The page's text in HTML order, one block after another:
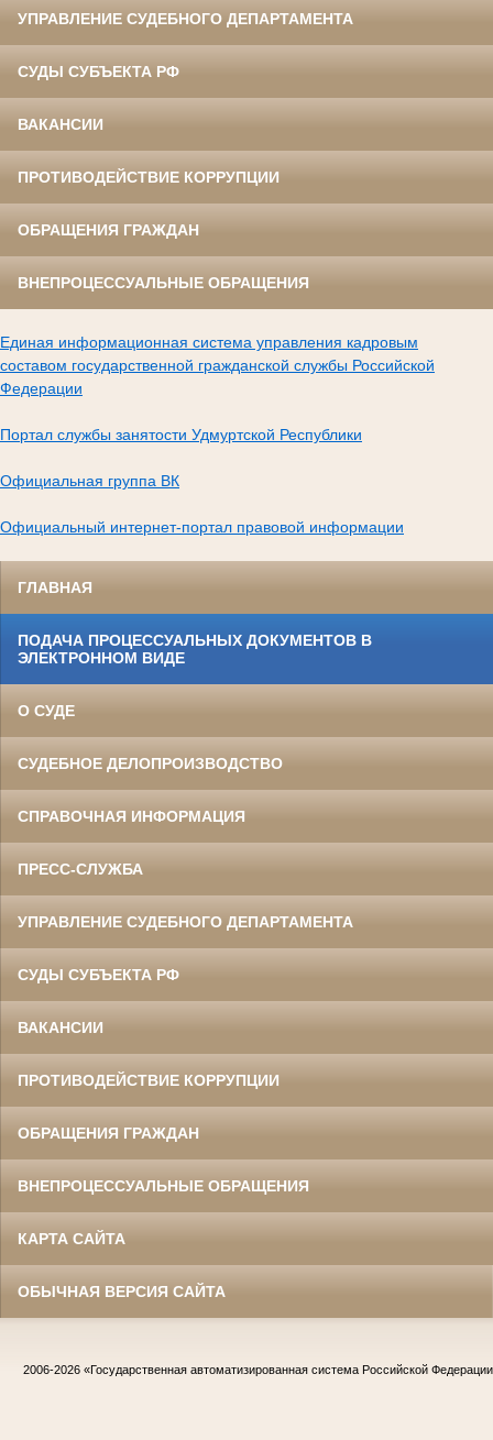
УПРАВЛЕНИЕ СУДЕБНОГО ДЕПАРТАМЕНТА
СУДЫ СУБЪЕКТА РФ
ВАКАНСИИ
ПРОТИВОДЕЙСТВИЕ КОРРУПЦИИ
ОБРАЩЕНИЯ ГРАЖДАН
ВНЕПРОЦЕССУАЛЬНЫЕ ОБРАЩЕНИЯ
Единая информационная система управления кадровым
составом государственной гражданской службы Российской
Федерации
Портал службы занятости Удмуртской Республики
Официальная группа ВК
Официальный интернет-портал правовой информации
ГЛАВНАЯ
ПОДАЧА ПРОЦЕССУАЛЬНЫХ ДОКУМЕНТОВ В
ЭЛЕКТРОННОМ ВИДЕ
О СУДЕ
СУДЕБНОЕ ДЕЛОПРОИЗВОДСТВО
СПРАВОЧНАЯ ИНФОРМАЦИЯ
ПРЕСС-СЛУЖБА
УПРАВЛЕНИЕ СУДЕБНОГО ДЕПАРТАМЕНТА
СУДЫ СУБЪЕКТА РФ
ВАКАНСИИ
ПРОТИВОДЕЙСТВИЕ КОРРУПЦИИ
ОБРАЩЕНИЯ ГРАЖДАН
ВНЕПРОЦЕССУАЛЬНЫЕ ОБРАЩЕНИЯ
КАРТА САЙТА
ОБЫЧНАЯ ВЕРСИЯ САЙТА
2006-2026 «Государственная автоматизированная система Российской